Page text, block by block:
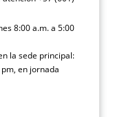
8:00 a.m. a 5:00
la sede principal:
en jornada